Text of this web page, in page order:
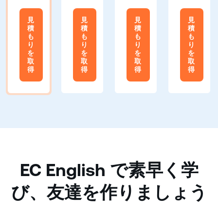
見
積
も
り
を
取
得
見
積
も
り
を
取
得
見
積
も
り
を
取
得
見
積
も
り
を
取
得
EC English で素早く学
び、友達を作りましょう